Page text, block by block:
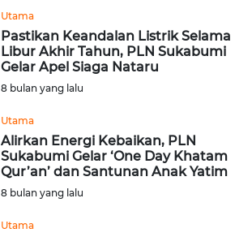
Utama
Pastikan Keandalan Listrik Selama
Libur Akhir Tahun, PLN Sukabumi
Gelar Apel Siaga Nataru
8 bulan yang lalu
Utama
Alirkan Energi Kebaikan, PLN
Sukabumi Gelar ‘One Day Khatam
Qur’an’ dan Santunan Anak Yatim
8 bulan yang lalu
Utama